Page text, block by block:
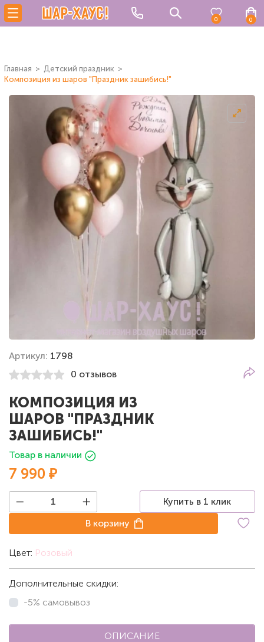
0 0
Главная
Детский праздник
Композиция из шаров "Праздник зашибись!"
Артикул: 1798
0 отзывов
КОМПОЗИЦИЯ ИЗ
ШАРОВ "ПРАЗДНИК
ЗАШИБИСЬ!"
Товар в наличии
7 990 ₽
Купить в 1 клик
В корзину
Цвет: Розовый
Дополнительные скидки:
-5% самовывоз
ОПИСАНИЕ